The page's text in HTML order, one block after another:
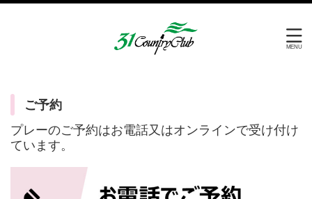
ご予約
プレーのご予約はお電話又はオンラインで受け付け
ています。